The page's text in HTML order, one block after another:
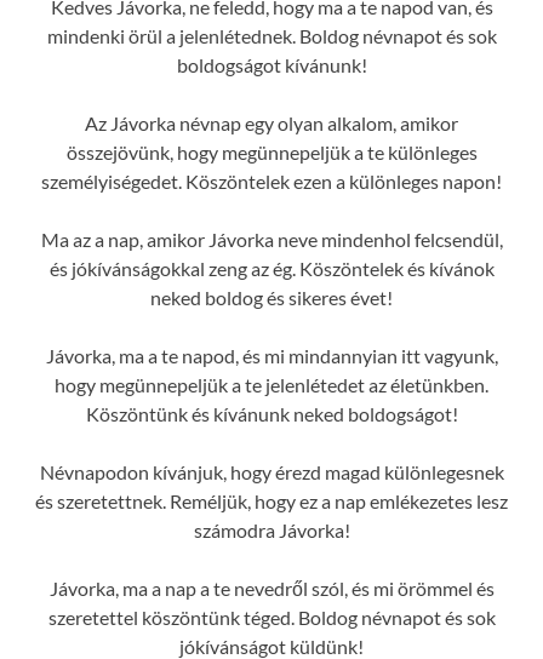
Kedves Jávorka, ne feledd, hogy ma a te napod van, és
mindenki örül a jelenlétednek. Boldog névnapot és sok
boldogságot kívánunk!
Az Jávorka névnap egy olyan alkalom, amikor
összejövünk, hogy megünnepeljük a te különleges
személyiségedet. Köszöntelek ezen a különleges napon!
Ma az a nap, amikor Jávorka neve mindenhol felcsendül,
és jókívánságokkal zeng az ég. Köszöntelek és kívánok
neked boldog és sikeres évet!
Jávorka, ma a te napod, és mi mindannyian itt vagyunk,
hogy megünnepeljük a te jelenlétedet az életünkben.
Köszöntünk és kívánunk neked boldogságot!
Névnapodon kívánjuk, hogy érezd magad különlegesnek
és szeretettnek. Reméljük, hogy ez a nap emlékezetes lesz
számodra Jávorka!
Jávorka, ma a nap a te nevedről szól, és mi örömmel és
szeretettel köszöntünk téged. Boldog névnapot és sok
jókívánságot küldünk!